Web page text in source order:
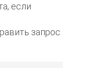
если
запрос